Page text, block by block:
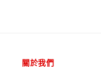
關於我們